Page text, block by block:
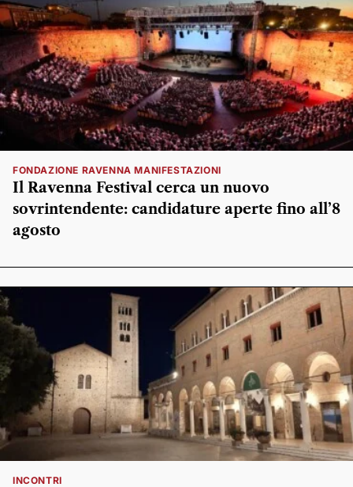
FONDAZIONE RAVENNA MANIFESTAZIONI
Il Ravenna Festival cerca un nuovo
sovrintendente: candidature aperte fino all’8
agosto
INCONTRI